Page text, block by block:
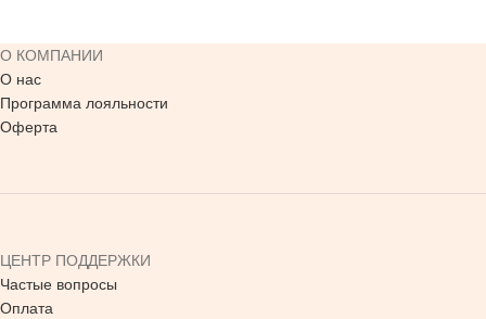
О КОМПАНИИ
О нас
Программа лояльности
Оферта
ЦЕНТР ПОДДЕРЖКИ
Частые вопросы
Оплата